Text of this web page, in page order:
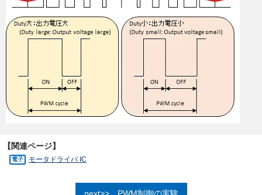
【関連ページ】
モータドライバ IC